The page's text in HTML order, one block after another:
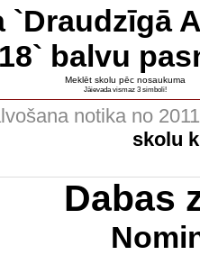
`Draudzīgā
balvu
Meklēt skolu pēc nosaukuma
Jāievada vismaz 3 simboli!
notika no
skolu
Dabas